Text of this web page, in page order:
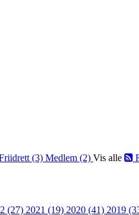
(3) Medlem (2) Vis alle
(27) 2021 (19) 2020 (41) 2019